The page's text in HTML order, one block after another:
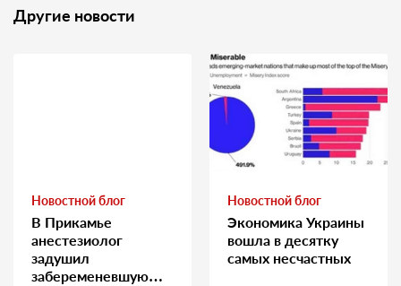
Другие новости
Новостной блог
В Прикамье
анестезиолог
задушил
забеременевшую
Новостной блог
Экономика Украины
вошла в десятку
самых несчастных